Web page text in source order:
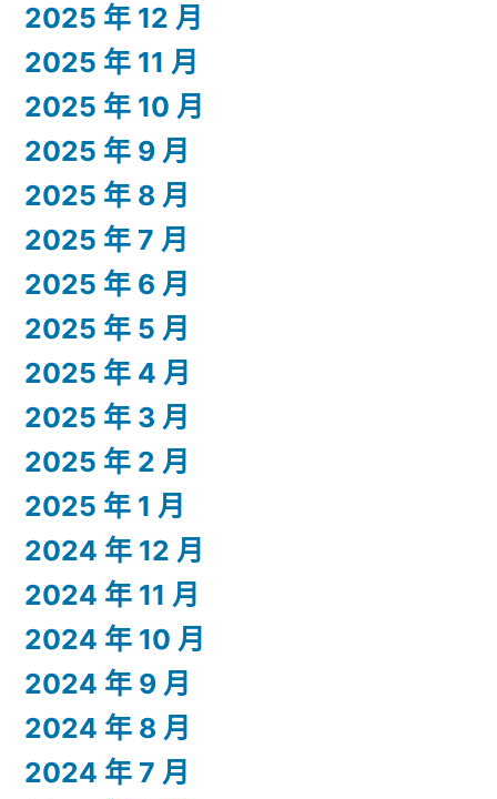
2025 年 12 月
2025 年 11 月
2025 年 10 月
2025 年 9 月
2025 年 8 月
2025 年 7 月
2025 年 6 月
2025 年 5 月
2025 年 4 月
2025 年 3 月
2025 年 2 月
2025 年 1 月
2024 年 12 月
2024 年 11 月
2024 年 10 月
2024 年 9 月
2024 年 8 月
2024 年 7 月